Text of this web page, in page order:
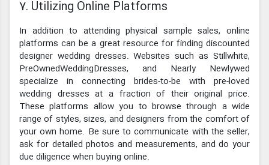
7. Utilizing Online Platforms
In addition to attending physical sample sales, online
platforms can be a great resource for finding discounted
designer wedding dresses. Websites such as Stillwhite,
PreOwnedWeddingDresses, and Nearly Newlywed
specialize in connecting brides-to-be with pre-loved
wedding dresses at a fraction of their original price.
These platforms allow you to browse through a wide
range of styles, sizes, and designers from the comfort of
your own home. Be sure to communicate with the seller,
ask for detailed photos and measurements, and do your
due diligence when buying online.